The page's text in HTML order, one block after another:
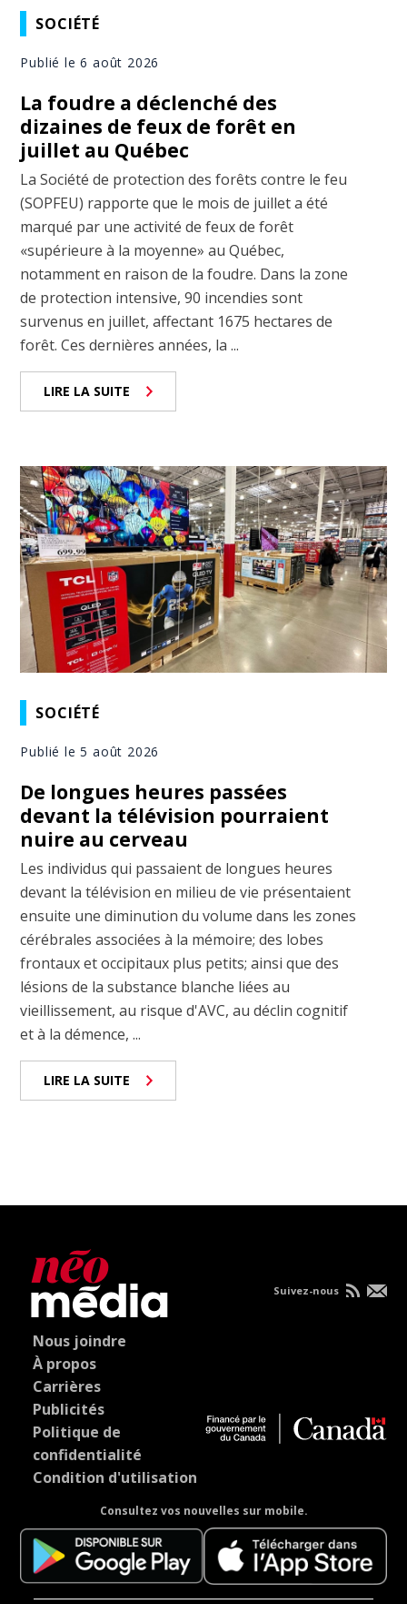
SOCIÉTÉ
Publié le 6 août 2026
La foudre a déclenché des
dizaines de feux de forêt en
juillet au Québec
La Société de protection des forêts contre le feu
(SOPFEU) rapporte que le mois de juillet a été
marqué par une activité de feux de forêt
«supérieure à la moyenne» au Québec,
notamment en raison de la foudre. Dans la zone
de protection intensive, 90 incendies sont
survenus en juillet, affectant 1675 hectares de
forêt. Ces dernières années, la ...
LIRE LA SUITE
SOCIÉTÉ
Publié le 5 août 2026
De longues heures passées
devant la télévision pourraient
nuire au cerveau
Les individus qui passaient de longues heures
devant la télévision en milieu de vie présentaient
ensuite une diminution du volume dans les zones
cérébrales associées à la mémoire; des lobes
frontaux et occipitaux plus petits; ainsi que des
lésions de la substance blanche liées au
vieillissement, au risque d'AVC, au déclin cognitif
et à la démence, ...
LIRE LA SUITE
Nous joindre
À propos
Carrières
Publicités
Politique de
confidentialité
Condition d'utilisation
Consultez vos nouvelles sur mobile.
Suivez-nous